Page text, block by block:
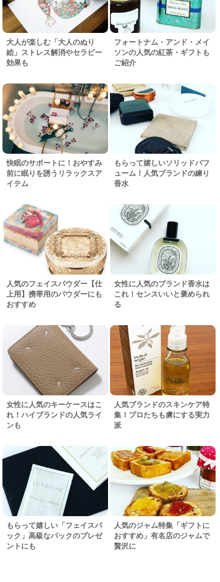
大人が楽しむ「大人のぬり
絵」ストレス解消やセラピー
効果も
フォートナム・アンド・メイ
ソンの人気の紅茶・ギフトも
ご紹介
快眠のサポートに！おやすみ
前に眠りを誘うリラックスア
イテム
もらって嬉しいソリッドパフ
ューム！人気ブランドの練り
香水
人気のフェイスパウダー【仕
上用】携帯用のパウダーにも
おすすめ
女性に人気のブランド香水は
これ！センスいいと褒められ
る
女性に人気のキーケースはこ
れ！ハイブランドの人気ライ
ンも
人気ブランドのスキンケア特
集！プロたちも虜にする実力
派
もらって嬉しい「フェイスパ
ック」高級なパックのプレゼ
ントにも
人気のジャム特集「ギフトに
おすすめ」有名店のジャムで
贅沢に